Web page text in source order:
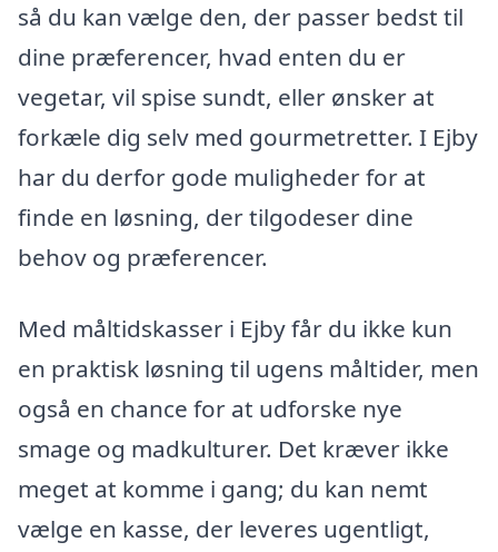
så du kan vælge den, der passer bedst til
dine præferencer, hvad enten du er
vegetar, vil spise sundt, eller ønsker at
forkæle dig selv med gourmetretter. I Ejby
har du derfor gode muligheder for at
finde en løsning, der tilgodeser dine
behov og præferencer.
Med måltidskasser i Ejby får du ikke kun
en praktisk løsning til ugens måltider, men
også en chance for at udforske nye
smage og madkulturer. Det kræver ikke
meget at komme i gang; du kan nemt
vælge en kasse, der leveres ugentligt,